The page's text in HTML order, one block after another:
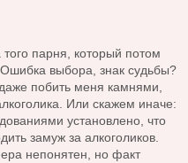
парня, который потом
выбора, знак судьбы?
побить меня камнями,
Или скажем иначе:
установлено, что
замуж за алкоголиков.
непонятен, но факт